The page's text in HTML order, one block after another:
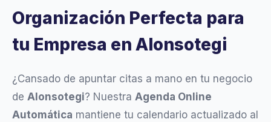
Organización Perfecta para
tu Empresa en Alonsotegi
¿Cansado de apuntar citas a mano en tu negocio
de Alonsotegi? Nuestra Agenda Online
Automática mantiene tu calendario actualizado al